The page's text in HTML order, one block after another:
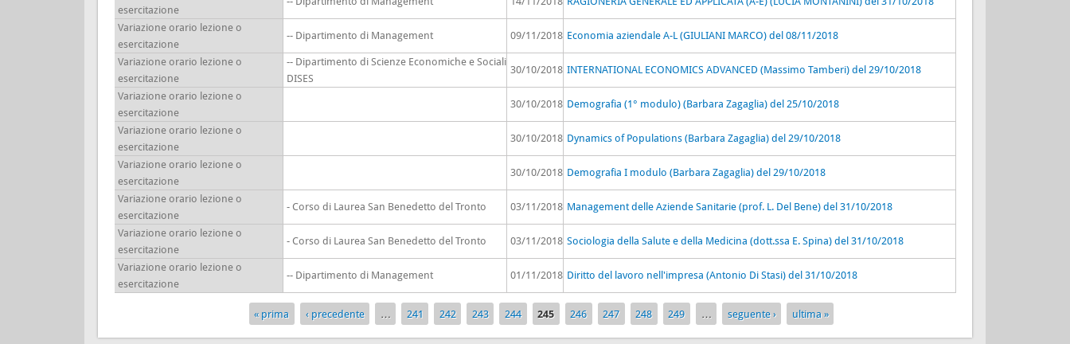
esercitazione
Variazione orario lezione o
esercitazione
-- Dipartimento di Management 09/11/2018 Economia aziendale A-L (GIULIANI MARCO) del 08/11/2018
Variazione orario lezione o
esercitazione
-- Dipartimento di Scienze Economiche e Sociali
DISES
30/10/2018 INTERNATIONAL ECONOMICS ADVANCED (Massimo Tamberi) del 29/10/2018
Variazione orario lezione o
esercitazione
30/10/2018 Demografia (1° modulo) (Barbara Zagaglia) del 25/10/2018
Variazione orario lezione o
esercitazione
30/10/2018 Dynamics of Populations (Barbara Zagaglia) del 29/10/2018
Variazione orario lezione o
esercitazione
30/10/2018 Demografia I modulo (Barbara Zagaglia) del 29/10/2018
Variazione orario lezione o
esercitazione
- Corso di Laurea San Benedetto del Tronto 03/11/2018 Management delle Aziende Sanitarie (prof. L. Del Bene) del 31/10/2018
Variazione orario lezione o
esercitazione
- Corso di Laurea San Benedetto del Tronto 03/11/2018 Sociologia della Salute e della Medicina (dott.ssa E. Spina) del 31/10/2018
Variazione orario lezione o
esercitazione
-- Dipartimento di Management 01/11/2018 Diritto del lavoro nell'impresa (Antonio Di Stasi) del 31/10/2018
« prima ‹ precedente … 241 242 243 244 245 246 247 248 249 … seguente › ultima »